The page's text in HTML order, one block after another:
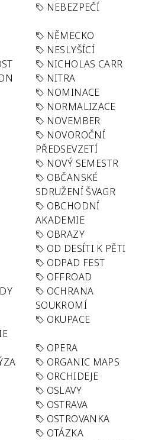
NEBEZPEČÍ
NĚMECKO
NESLYŠÍCÍ
NICHOLAS CARR
NITRA
NOMINACE
NORMALIZACE
NOVEMBER
NOVOROČNÍ
PŘEDSEVZETÍ
NOVÝ SEMESTR
OBČANSKÉ
SDRUŽENÍ ŠVAGR
OBCHODNÍ
AKADEMIE
OBRAZY
OD DESÍTI K PĚTI
ODPAD FEST
OFFROAD
OCHRANA
SOUKROMÍ
OKUPACE
OPERA
ORGANIC MAPS
ORCHIDEJE
OSLAVY
OSTRAVA
OSTROVANKA
OTÁZKA